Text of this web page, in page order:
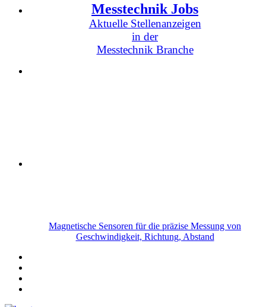
Messtechnik Jobs
Aktuelle Stellenanzeigen
in der
Messtechnik Branche
Magnetische Sensoren für die präzise Messung von
Geschwindigkeit, Richtung, Abstand